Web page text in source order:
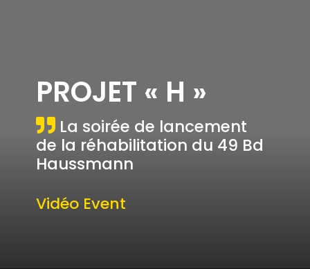
PROJET « H »
La soirée de lancement
de la réhabilitation du 49 Bd
Haussmann
Vidéo Event